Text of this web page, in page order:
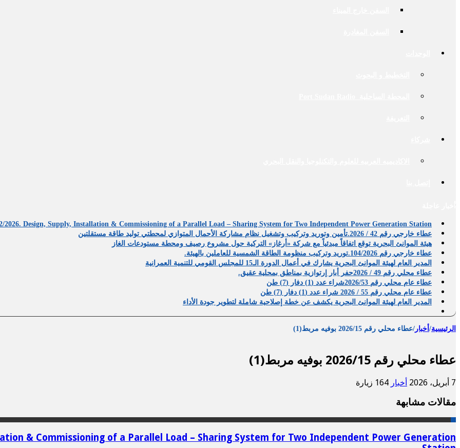
أخبار عاجلة
2026. Design, Supply, Installation & Commissioning of a Parallel Load – Sharing System for Two Independent Power Generation Station
عطاء خارجي رقم 42 / 2026.تأمين وتوريد وتركيب وتشغيل نظام مشاركة الأحمال المتوازي لمحطتي توليد طاقة مستقلتين
هيئة الموانئ البحرية توقع اتفاقاً مبدئياً مع شركة «أرغاز» التركية حول مشروع رصيف ومحطة مستودعات الغاز
عطاء خارجي رقم 104/2026.توريد وتركيب منظومة الطاقة الشمسية للعاملين بالهيئة.
المدير العام لهيئة الموانئ البحرية يشارك في أعمال الدورة الـ15 للمجلس القومي للتنمية العمرانية
عطاء محلي رقم 49 / 2026حفر أبار إرتوازية بمناطق بمحلية عقيق.
عطاء عام محلي رقم 2026/53شراء عدد (1) دفار (7) طن
عطاء عام محلي رقم 55 / 2026 شراء عدد (1) دفار (7) طن
المدير العام لهيئة الموانئ البحرية يكشف عن خطة إصلاحية شاملة لتطوير جودة الأداء
الرئيسية/ أخبار /عطاء محلي رقم 2026/15 بوفيه مربط(1)
عطاء محلي رقم 2026/15 بوفيه مربط(1)
7 أبريل، 2026 أخبار 164 زيارة
مقالات مشابهة
& Commissioning of a Parallel Load – Sharing System for Two Independent Power Generation